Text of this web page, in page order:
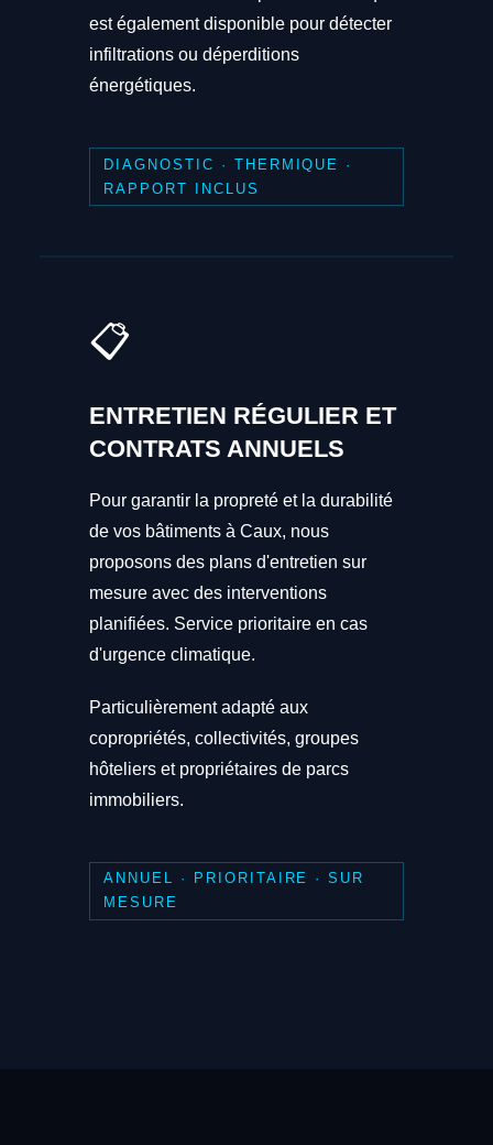
est également disponible pour détecter
infiltrations ou déperditions
énergétiques.
DIAGNOSTIC · THERMIQUE ·
RAPPORT INCLUS
📋
ENTRETIEN RÉGULIER ET
CONTRATS ANNUELS
Pour garantir la propreté et la durabilité
de vos bâtiments à Caux, nous
proposons des plans d'entretien sur
mesure avec des interventions
planifiées. Service prioritaire en cas
d'urgence climatique.
Particulièrement adapté aux
copropriétés, collectivités, groupes
hôteliers et propriétaires de parcs
immobiliers.
ANNUEL · PRIORITAIRE · SUR
MESURE